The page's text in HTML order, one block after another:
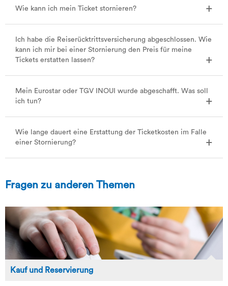
Wie kann ich mein Ticket stornieren?
Ich habe die Reiserücktrittsversicherung abgeschlossen. Wie
kann ich mir bei einer Stornierung den Preis für meine
Tickets erstatten lassen?
Mein Eurostar oder TGV INOUI wurde abgeschafft. Was soll
ich tun?
Wie lange dauert eine Erstattung der Ticketkosten im Falle
einer Stornierung?
Fragen zu anderen Themen
Kauf und Reservierung